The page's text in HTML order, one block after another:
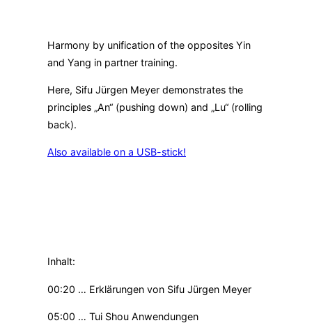
Harmony by unification of the opposites Yin
and Yang in partner training.
Here, Sifu Jürgen Meyer demonstrates the
principles „An“ (pushing down) and „Lu“ (rolling
back).
Also available on a USB-stick!
Inhalt:
00:20 … Erklärungen von Sifu Jürgen Meyer
05:00 … Tui Shou Anwendungen